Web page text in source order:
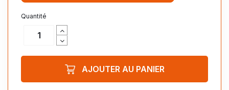
Quantité
AJOUTER AU PANIER